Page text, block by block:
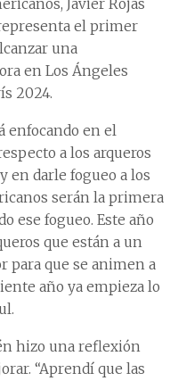
Javier Rojas
el primer
una
en Los Ángeles
2024.
enfocando en el
a los arqueros
en darle fogueo a los
serán la primera
ese fogueo. Este año
que están a un
para que se animen a
año ya empieza lo
hizo una reflexión
“Aprendí que las